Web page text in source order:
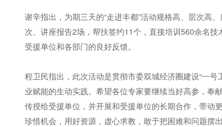
谢辛指出，为期三天的“走进丰都”活动规格高、层次高
次、讲座报告2场，帮扶签约11个，直接培训560余名
受援单位和各部门的良好反馈。
程卫民指出，此次活动是贯彻市委双城经济圈建设“一号
业赋能的生动实践。希望各位专家要继续当好高参，奉
传授给受援单位，并开展和受援单位的长期合作，带动
珍惜机会，用好资源，虚心求教，敢于把困难和问题摆